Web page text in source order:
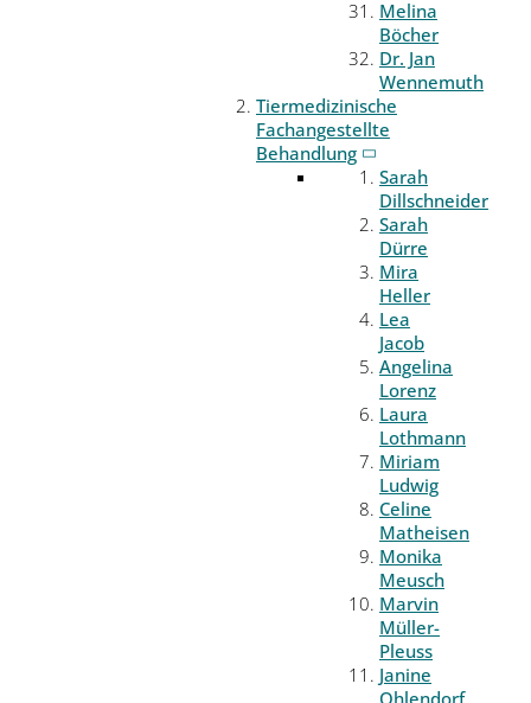
Melina
Böcher
Dr. Jan
Wennemuth
Tiermedizinische
Fachangestellte
Behandlung
Sarah
Dillschneider
Sarah
Dürre
Mira
Heller
Lea
Jacob
Angelina
Lorenz
Laura
Lothmann
Miriam
Ludwig
Celine
Matheisen
Monika
Meusch
Marvin
Müller-
Pleuss
Janine
Ohlendorf